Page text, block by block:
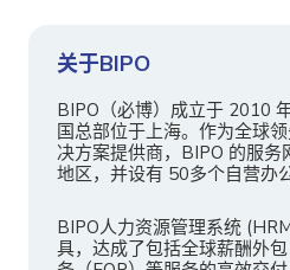
关于BIPO
BIPO（必博）成立于 2010
国总部位于上海。作为全球
决方案提供商，BIPO 的服
地区，并设有 50多个自营办
BIPO人力资源管理系统
具，达成了包括全球薪酬外